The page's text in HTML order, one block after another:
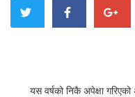
यस वर्षको निकै अपेक्षा